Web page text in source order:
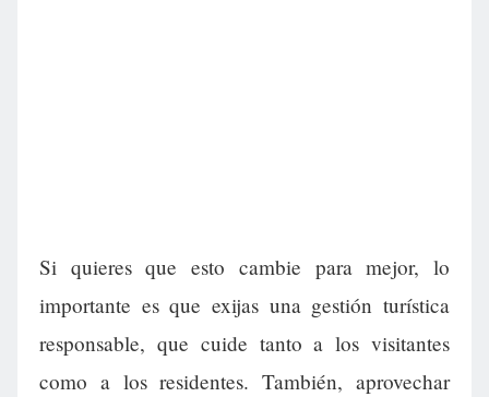
Si quieres que esto cambie para mejor, lo
importante es que exijas una gestión turística
responsable, que cuide tanto a los visitantes
como a los residentes. También, aprovechar